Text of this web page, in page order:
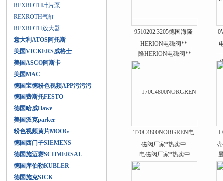
REXROTH叶片泵
REXROTH气缸
REXROTH放大器
意大利ATOS阿托斯
美国VICKERS威格士
美国ASCO阿斯卡
美国MAC
德国宝德粉色视频APP污污污
德国费斯托FESTO
德国哈威Hawe
美国派克parker
粉色视频黄片MOOG
德国西门子SIEMENS
德国施迈赛SCHMERSAL
德国库伯勒KUBLER
德国施克SICK
9510202.3205德国海隆
HERION电磁阀**
T70C4800NORGREN电
磁阀厂家*热卖中